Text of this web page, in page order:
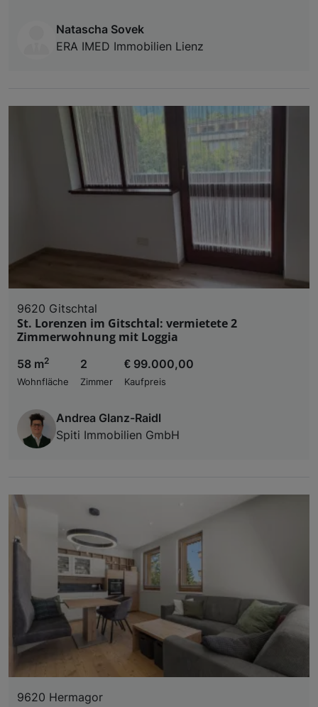
Natascha Sovek
ERA IMED Immobilien Lienz
9620 Gitschtal
St. Lorenzen im Gitschtal: vermietete 2
Zimmerwohnung mit Loggia
58 m2
Wohnfläche
2
Zimmer
€ 99.000,00
Kaufpreis
Andrea Glanz-Raidl
Spiti Immobilien GmbH
9620 Hermagor